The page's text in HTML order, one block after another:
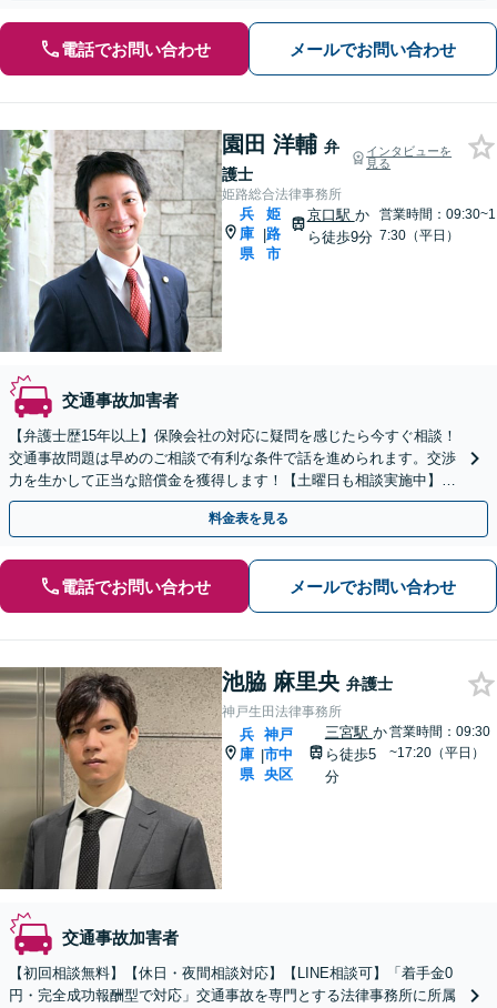
電話でお問い合わせ メールでお問い合わせ
園田 洋輔 弁
護士
インタビューを
見る
姫路総合法律事務所
兵
庫
県
|
姫
路
市
京口駅 か
ら徒歩9分
営業時間：09:30~1
7:30（平日）
交通事故加害者
【弁護士歴15年以上】保険会社の対応に疑問を感じたら今すぐ相談！
交通事故問題は早めのご相談で有利な条件で話を進められます。交渉
力を生かして正当な賠償金を獲得します！【土曜日も相談実施中】
【アットホームな雰囲気で話しやすい】
料金表を見る
電話でお問い合わせ メールでお問い合わせ
池脇 麻里央 弁護士
神戸生田法律事務所
兵
庫
県
|
神戸
市中
央区
三宮駅 か
ら徒歩5
分
営業時間：09:30
~17:20（平日）
交通事故加害者
【初回相談無料】【休日・夜間相談対応】【LINE相談可】「着手金0
円・完全成功報酬型で対応」交通事故を専門とする法律事務所に所属